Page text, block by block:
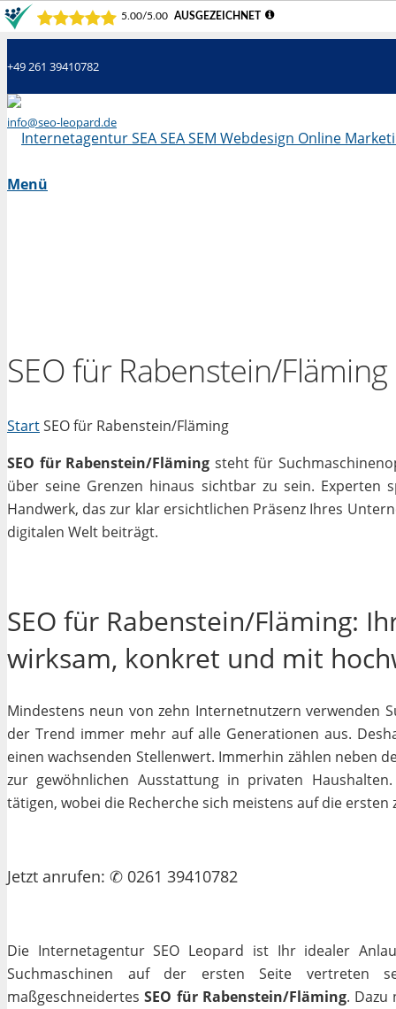
+49 261 39410782
info@seo-leopard.de
Menü
SEO für Rabenstein/Fläming
StartSEO für Rabenstein/Fläming
SEO für Rabenstein/Fläming steht für
über seine Grenzen hinaus sichtbar zu sein. Experten
Handwerk, das zur klar ersichtlichen Präsenz Ihres
digitalen Welt beiträgt.
SEO für Rabenstein/Fläming:
wirksam, konkret und mit
Mindestens neun von zehn Internetnutzern verwenden
der Trend immer mehr auf alle Generationen aus.
einen wachsenden Stellenwert. Immerhin zählen neben
zur gewöhnlichen Ausstattung in privaten
tätigen, wobei die Recherche sich meistens auf die
Jetzt anrufen: ✆ 0261 39410782
Die Internetagentur SEO Leopard ist Ihr idealer
Suchmaschinen auf der ersten Seite vertreten
maßgeschneidertesSEO für Rabenstein/Fläming. Dazu